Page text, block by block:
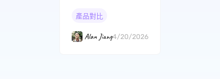
產品對比
Alan Jiang4/20/2026